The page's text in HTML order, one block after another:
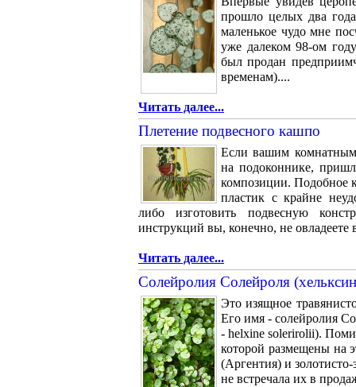
прошло целых два
маленькое чудо мне
уже далеком 98-ом
был продан
временам)....
Читать далее...
Плетение подвесного кашпо
Если вашим комнатным
на подоконнике,
композиции. Подобное
пластик с крайне
либо изготовить подвесную
инструкций вы, конечно, не
Читать далее...
Солейролия Солейроля
Это изящное
Его имя - солейролия
- helxine solerirolii).
которой размещены на
(Аргентия) и
не встречала их в